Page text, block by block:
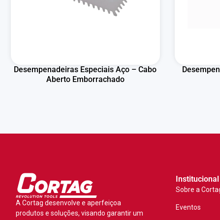
Desempenadeiras Especiais Aço – Cabo
Aberto Emborrachado
A Cortag desenvolve e aperfeiçoa
produtos e soluções, visando garantir um
Institucional
Sobre a
Eventos